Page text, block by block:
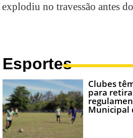
explodiu no travessão antes
Esportes
Clubes
para
Municipal